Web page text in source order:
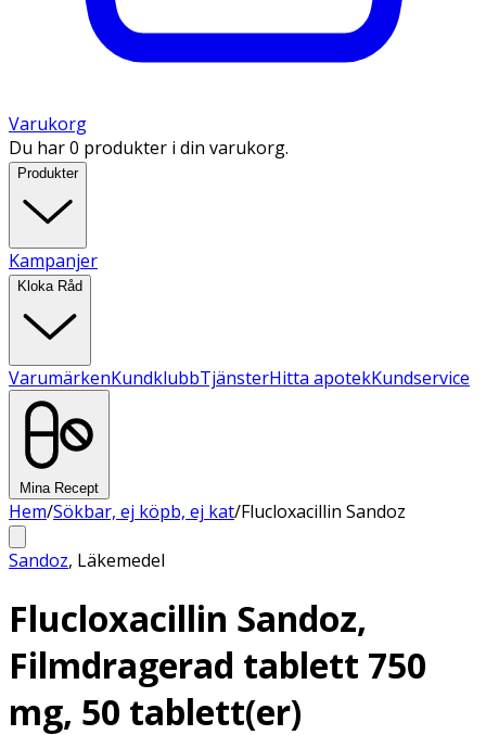
Varukorg
Du har 0 produkter i din varukorg.
Produkter
Kampanjer
Kloka Råd
VarumärkenKundklubbTjänsterHitta apotekKundservice
Mina Recept
Hem/Sökbar, ej köpb, ej kat/Flucloxacillin Sandoz
Sandoz, Läkemedel
Flucloxacillin Sandoz,
Filmdragerad tablett 750
mg, 50 tablett(er)